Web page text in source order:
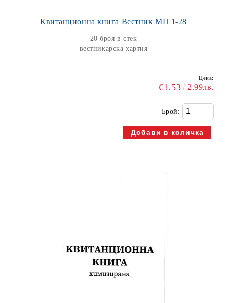
Квитанционна книга Вестник МП 1-28
20 броя в стек
вестникарска хартия
Цена:
€1.53 2.99лв.
Брой: